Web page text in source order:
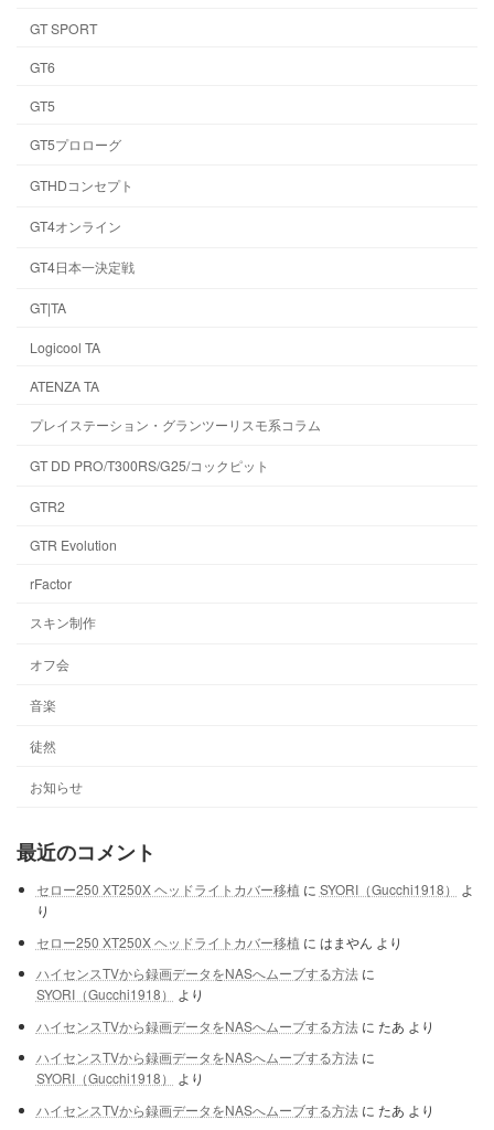
GT SPORT
GT6
GT5
GT5プロローグ
GTHDコンセプト
GT4オンライン
GT4日本一決定戦
GT|TA
Logicool TA
ATENZA TA
プレイステーション・グランツーリスモ系コラム
GT DD PRO/T300RS/G25/コックピット
GTR2
GTR Evolution
rFactor
スキン制作
オフ会
音楽
徒然
お知らせ
最近のコメント
セロー250 XT250X ヘッドライトカバー移植 に SYORI（Gucchi1918）
よ
り
セロー250 XT250X ヘッドライトカバー移植 に はまやん より
ハイセンスTVから録画データをNASへムーブする方法に
SYORI（Gucchi1918）
より
ハイセンスTVから録画データをNASへムーブする方法に たあ より
ハイセンスTVから録画データをNASへムーブする方法に
SYORI（Gucchi1918）
より
ハイセンスTVから録画データをNASへムーブする方法に たあ より